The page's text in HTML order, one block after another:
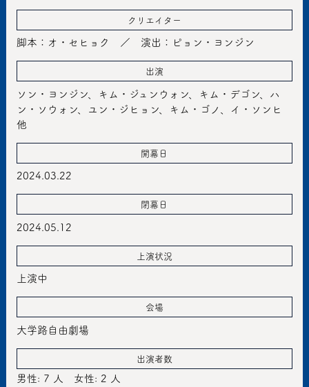
クリエイター
脚本：オ・セヒョク ／ 演出：ピョン・ヨンジン
出演
ソン・ヨンジン、キム・ジュンウォン、キム・デゴン、ハ
ン・ソウォン、ユン・ジヒョン、キム・ゴノ、イ・ソンヒ
他
開幕日
2024.03.22
閉幕日
2024.05.12
上演状況
上演中
会場
大学路自由劇場
出演者数
男性: 7 人 女性: 2 人